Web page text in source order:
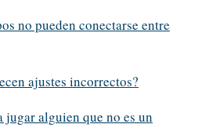
no pueden conectarse entre
ajustes incorrectos?
jugar alguien que no es un